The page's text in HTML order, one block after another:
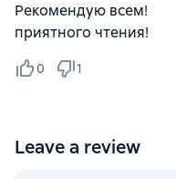
Рекомендую всем!
приятного чтения!
0 1
Leave a review